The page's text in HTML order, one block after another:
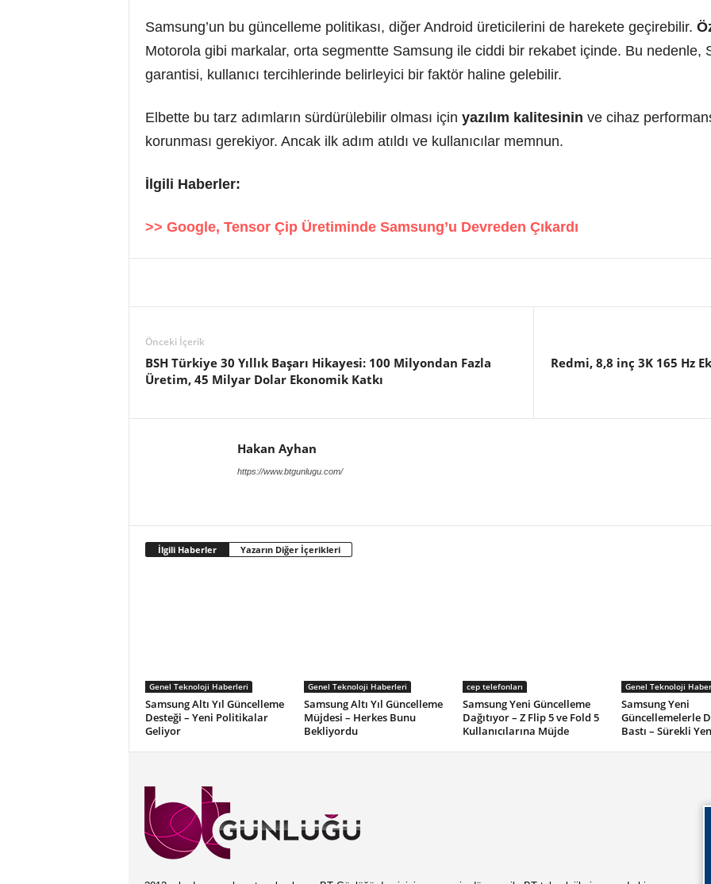
Samsung’un bu güncelleme politikası, diğer Android üreticilerini de harekete geçirebilir.
Motorola gibi markalar, orta segmentte Samsung ile ciddi bir rekabet içinde. Bu nedenle,
garantisi, kullanıcı tercihlerinde belirleyici bir faktör haline gelebilir.
Elbette bu tarz adımların sürdürülebilir olması için yazılım kalitesinin ve cihaz
korunması gerekiyor. Ancak ilk adım atıldı ve kullanıcılar memnun.
İlgili Haberler:
>> Google, Tensor Çip Üretiminde Samsung’u Devreden Çıkardı
Önceki İçerik
BSH Türkiye 30 Yıllık Başarı Hikayesi: 100 Milyondan Fazla
Üretim, 45 Milyar Dolar Ekonomik Katkı
Redmi, 8,8 inç 3K 165 Hz
Hakan Ayhan
https://www.btgunlugu.com/
İlgili Haberler Yazarın Diğer İçerikleri
Genel Teknoloji Haberleri
Samsung Altı Yıl Güncelleme
Desteği – Yeni Politikalar
Geliyor
Genel Teknoloji Haberleri
Samsung Altı Yıl Güncelleme
Müjdesi – Herkes Bunu
Bekliyordu
cep telefonları
Samsung Yeni Güncelleme
Dağıtıyor – Z Flip 5 ve Fold 5
Kullanıcılarına Müjde
Genel Teknoloji
Samsung Yeni
Güncellemelerle
Bastı – Sürekli